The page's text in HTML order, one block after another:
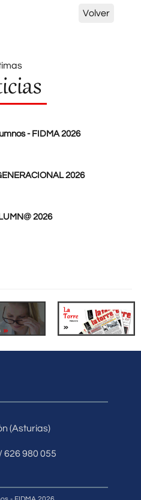
Volver
- FIDMA 2026
2026
2026
(Asturias)
626 980 055